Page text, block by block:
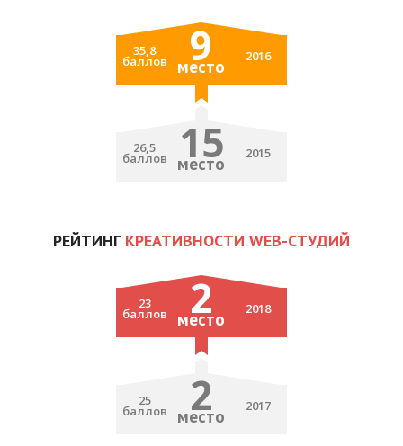
35,8
баллов 9
место 2016
26,5
баллов 15
место 2015
РЕЙТИНГ КРЕАТИВНОСТИ WEB-СТУДИЙ
23
баллов 2
место 2018
25
баллов 2
место 2017